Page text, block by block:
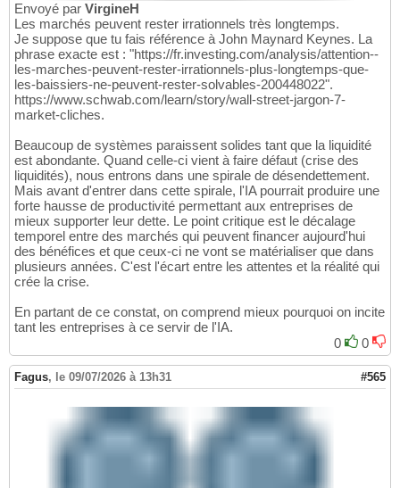
Envoyé par VirgineH
Les marchés peuvent rester irrationnels très longtemps.
Je suppose que tu fais référence à John Maynard Keynes. La
phrase exacte est : "https://fr.investing.com/analysis/attention--
les-marches-peuvent-rester-irrationnels-plus-longtemps-que-
les-baissiers-ne-peuvent-rester-solvables-200448022".
https://www.schwab.com/learn/story/wall-street-jargon-7-
market-cliches.
Beaucoup de systèmes paraissent solides tant que la liquidité
est abondante. Quand celle-ci vient à faire défaut (crise des
liquidités), nous entrons dans une spirale de désendettement.
Mais avant d'entrer dans cette spirale, l'IA pourrait produire une
forte hausse de productivité permettant aux entreprises de
mieux supporter leur dette. Le point critique est le décalage
temporel entre des marchés qui peuvent financer aujourd'hui
des bénéfices et que ceux-ci ne vont se matérialiser que dans
plusieurs années. C'est l'écart entre les attentes et la réalité qui
crée la crise.
En partant de ce constat, on comprend mieux pourquoi on incite
tant les entreprises à ce servir de l'IA.
0
0
Fagus, le 09/07/2026 à 13h31 #565